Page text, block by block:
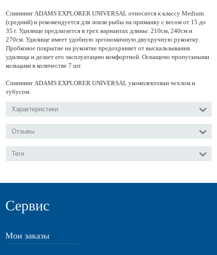
Спиннинг ADAMS EXPLORER UNIVERSAL относится к классу Medium
(средний) и рекомендуется для ловли рыбы на приманку с весом от 15 до
35 г. Удилище предлагается в трех вариантах длины: 210см, 240см и
270см. Удилище имеет удобную эргономичную двухручную рукоятку.
Пробковое покрытие на рукоятке предохраняет от выскальзывания
удилища и делает его эксплуатацию комфортной. Оснащено пропускными
кольцами в количестве 7 шт.
Спиннинг ADAMS EXPLORER UNIVERSAL укомплектован чехлом и
тубусом.
Характеристики
Отзывы
Теги
Сервис
Мои заказы